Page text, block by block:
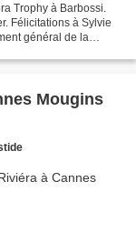
Trophy à Barbossi.
Félicitations à Sylvie
général de la
à Cannes Mougins